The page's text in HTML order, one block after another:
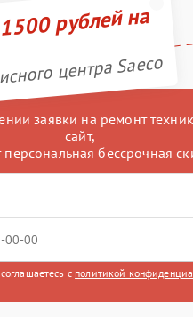
рублей на
центра Saeco
заявки на ремонт
сайт,
персональная бессрочная
с политикой